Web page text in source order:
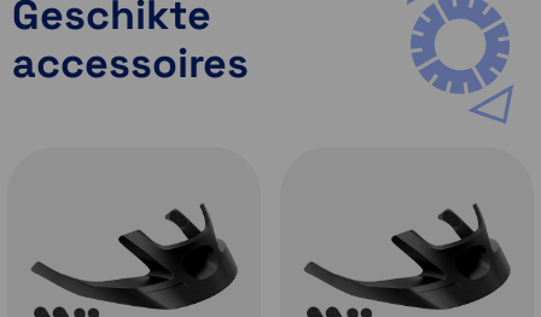
kunt de snelstartgids gemakkelijk raadplegen.
Daarnaast kun je gebruik maken van de
RideConnected App. Door deze app te gebruiken kun
je verbinding maken met gebruikers waar ook ter
wereld, zolang je telefoon maar beschikt over een
Praat met mede-fietsers met Group Intercom
Geschikte
accessoires